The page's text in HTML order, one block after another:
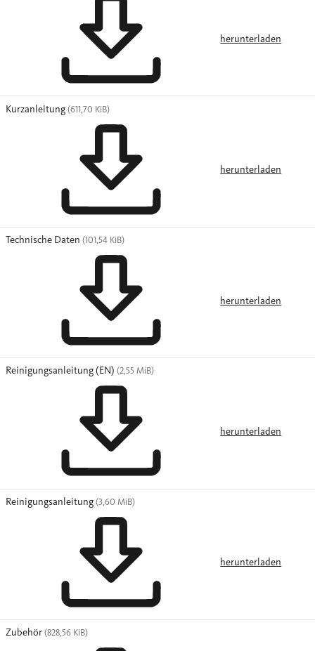
herunterladen
Kurzanleitung(611,70 KiB)
herunterladen
Technische Daten(101,54 KiB)
herunterladen
Reinigungsanleitung (EN)(2,55 MiB)
herunterladen
Reinigungsanleitung(3,60 MiB)
herunterladen
Zubehör(828,56 KiB)